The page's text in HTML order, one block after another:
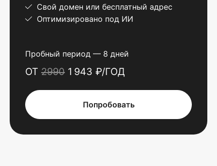
Свой домен или бесплатный адрес
Оптимизировано под ИИ
Пробный период — 8 дней
ОТ 2990 1 943 ₽/ГОД
Попробовать